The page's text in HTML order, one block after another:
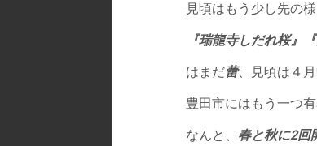
見頃はもう少し先の様
『瑞龍寺しだれ桜』
はまだ蕾、見頃は４
豊田市にはもう一つ
なんと、 春と秋に2回